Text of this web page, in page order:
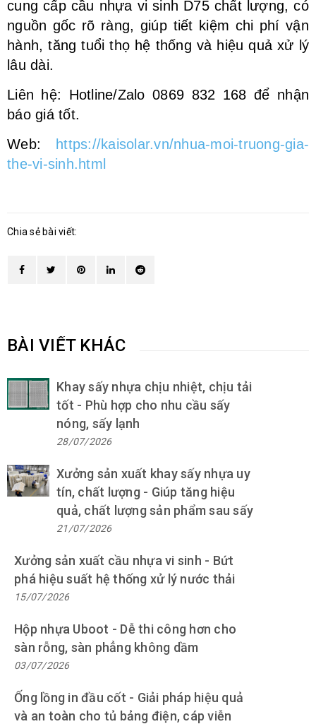
cung cấp cầu nhựa vi sinh D75 chất lượng, có
nguồn gốc rõ ràng, giúp tiết kiệm chi phí vận
hành, tăng tuổi thọ hệ thống và hiệu quả xử lý
lâu dài.
Liên hệ: Hotline/Zalo 0869 832 168 để nhận
báo giá tốt.
Web:
https://kaisolar.vn/nhua-moi-truong-gia-
the-vi-sinh.html
Chia sẻ bài viết:
BÀI VIẾT KHÁC
Khay sấy nhựa chịu nhiệt, chịu tải
tốt - Phù hợp cho nhu cầu sấy
nóng, sấy lạnh
28/07/2026
Xưởng sản xuất khay sấy nhựa uy
tín, chất lượng - Giúp tăng hiệu
quả, chất lượng sản phẩm sau sấy
21/07/2026
Xưởng sản xuất cầu nhựa vi sinh - Bứt
phá hiệu suất hệ thống xử lý nước thải
15/07/2026
Hộp nhựa Uboot - Dễ thi công hơn cho
sàn rỗng, sàn phẳng không dầm
03/07/2026
Ống lồng in đầu cốt - Giải pháp hiệu quả
và an toàn cho tủ bảng điện, cáp viễn